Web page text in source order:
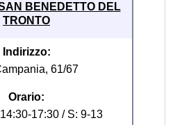
BENEDETTO DEL
TRONTO
Indirizzo:
61/67
Orario:
17:30 / S: 9-13